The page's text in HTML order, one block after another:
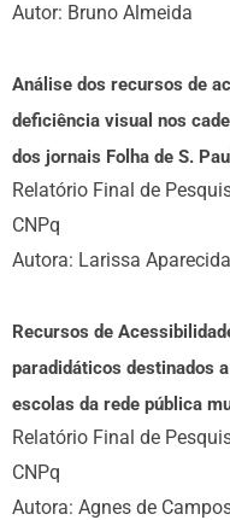
Autor: Bruno Almeida
Análise dos recursos de
deficiência visual nos
dos jornais Folha de S.
Relatório Final de
CNPq
Autora: Larissa
Recursos de
paradidáticos destinados
escolas da rede pública
Relatório Final de
CNPq
Autora: Agnes de